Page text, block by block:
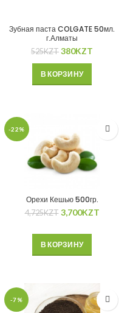
Зубная паста COLGATE 50мл.
г.Алматы
525KZT 380KZT
В КОРЗИНУ
-22%
Орехи Кешью 500гр.
4,725KZT 3,700KZT
В КОРЗИНУ
-7%